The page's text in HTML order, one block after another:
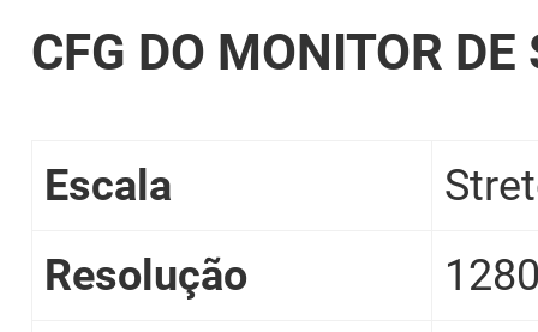
CFG DO MONITOR DE
Escala
Resolução